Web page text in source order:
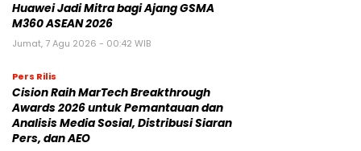
Huawei Jadi Mitra bagi Ajang GSMA
M360 ASEAN 2026
Jumat, 7 Agu 2026 - 00:42 WIB
Pers Rilis
Cision Raih MarTech Breakthrough
Awards 2026 untuk Pemantauan dan
Analisis Media Sosial, Distribusi Siaran
Pers, dan AEO